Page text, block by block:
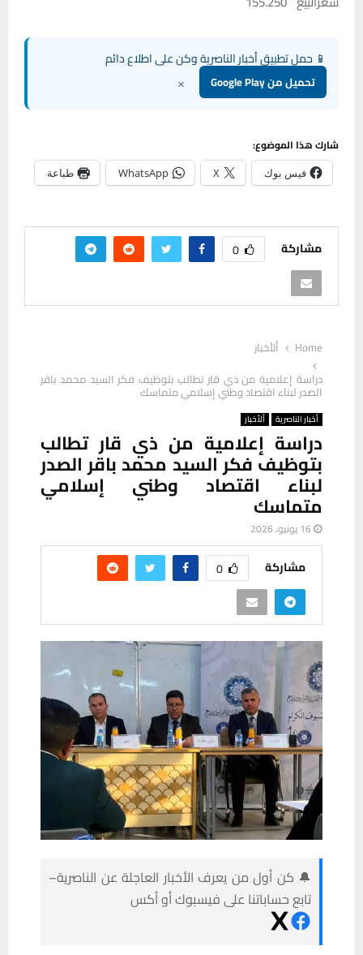
📱 حمل تطبيق أخبار الناصرية وكن على اطلاع دائم
تحميل من Google Play ×
شارك هذا الموضوع:
فيس بوك X
WhatsApp طباعة
مشاركة 0
Home
ألأخبار
دراسة إعلامية من ذي قار تطالب بتوظيف فكر السيد محمد باقر
الصدر لبناء اقتصاد وطني إسلامي متماسك
أخبار الناصرية ألأخبار
دراسة إعلامية من ذي قار تطالب
بتوظيف فكر السيد محمد باقر الصدر
لبناء اقتصاد وطني إسلامي
متماسك
16 يونيو، 2026
مشاركة 0
🔔 كن أول من يعرف الأخبار العاجلة عن الناصرية–
تابع حساباتنا على فيسبوك أو أكس